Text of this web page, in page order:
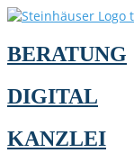
BERATUNG
DIGITAL
KANZLEI